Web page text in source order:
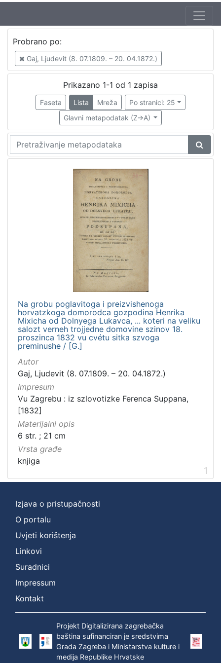
Probrano po:
Gaj, Ljudevit (8. 07.1809. – 20. 04.1872.)
Prikazano 1-1 od 1 zapisa
Faseta Lista Mreža
Po stranici: 25
Glavni metapodatak (Z->A)
Na grobu poglavitoga i preizvishenoga
horvatzkoga domorodca gozpodina Henrika
Mixicha od Dolnyega Lukavca, ... koteri na veliku
salozt verneh trojjedne domovine szinov 18.
proszinca 1832 vu cvétu sitka szvoga
preminushe / [G.]
Autor
Gaj, Ljudevit (8. 07.1809. – 20. 04.1872.)
Impresum
Vu Zagrebu : iz szlovotizke Ferenca Suppana,
[1832]
Materijalni opis
6 str. ; 21 cm
Vrsta građe
knjiga
1
Izjava o pristupačnosti
O portalu
Uvjeti korištenja
Linkovi
Suradnici
Impressum
Kontakt
Projekt Digitalizirana zagrebačka
baština sufinanciran je sredstvima
Grada Zagreba i Ministarstva kulture i
medija Republike Hrvatske